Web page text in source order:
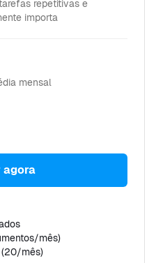
repetitivas e
importa
mensal
mês)
(20/mês)